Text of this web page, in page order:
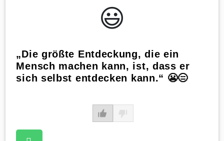
😃️
„Die größte Entdeckung, die ein
Mensch machen kann, ist, dass er
sich selbst entdecken kann.“ 😬😑